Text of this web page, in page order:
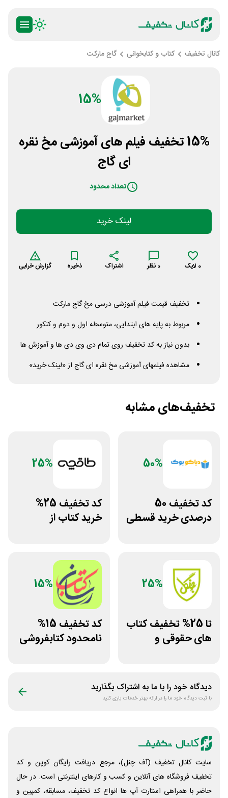
کانال تخفیف کتاب و کتابخوانی گاج مارکت
15%
15% تخفیف فیلم های آموزشی مخ نقره
ای گاج
تعداد محدود
لینک خرید
0 لایک 0 نظر اشتراک ذخیره گزارش خرابی
تخفیف قیمت فیلم آموزشی درسی مخ گاج مارکت
مربوط به پایه های ابتدایی، متوسطه اول و دوم و کنکور
بدون نیاز به کد تخفیف روی تمام دی وی دی ها و آموزش ها
مشاهده فیلمهای آموزشی مخ نقره ای گاج از «لینک خرید»
تخفیف‌های مشابه
50%
کد تخفیف 50
درصدی خرید قسطی
25%
کد تخفیف 25%
خرید کتاب از
25%
تا 25% تخفیف کتاب
های حقوقی و
15%
کد تخفیف 15%
نامحدود کتابفروشی
دیدگاه خود را با ما به اشتراک بگذارید
با ثبت دیدگاه خود ما را در ارائه بهتر خدمات یاری کنید
سایت کانال تخفیف (آف چنل)، مرجع دریافت رایگان کوپن و کد
تخفیف فروشگاه های آنلاین و کسب و‌ کارهای اینترنتی است. در حال
حاضر با همراهی استارت آپ ها انواع کد تخفیف، مسابقه، کمپین و